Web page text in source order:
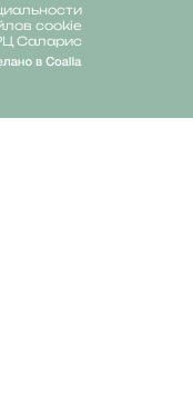
cookie
Саларис